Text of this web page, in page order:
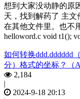
想到大家没动静的原
天，找到解药了 主
在其他文件里。也不
helloword.c void t1();
如何转换ddd.dddddd
分）格式的坐标？（
2,184
|
2024-9-18 20:13